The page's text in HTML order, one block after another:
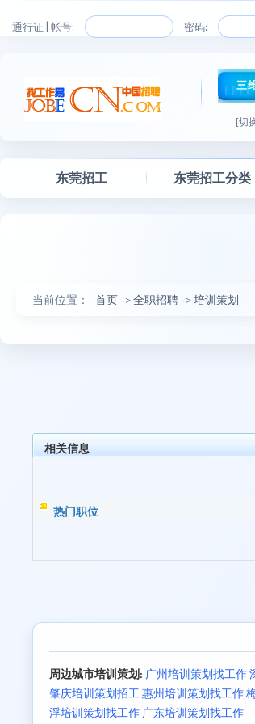
通行证 | 帐号: 密码:
三
[切
东莞招工 东莞招工分类
当前位置： 首页 ->全职招聘 ->培训策划
相关信息
热门职位
周边城市培训策划: 广州培训策划找工作
肇庆培训策划招工 惠州培训策划找工作
浮培训策划找工作 广东培训策划找工作